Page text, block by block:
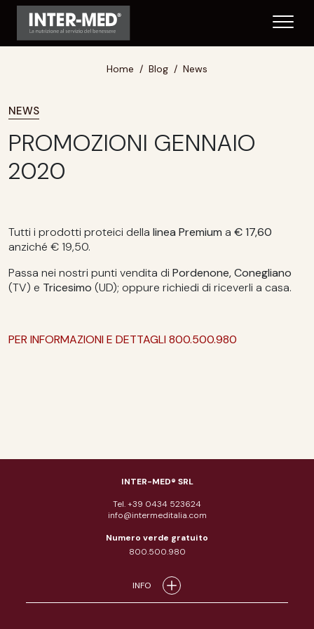
Home Blog News
NEWS
PROMOZIONI GENNAIO
2020
Tutti i prodotti proteici della linea Premium a € 17,60
anziché € 19,50.
Passa nei nostri punti vendita di Pordenone, Conegliano
(TV) e Tricesimo (UD); oppure richiedi di riceverli a casa.
PER INFORMAZIONI E DETTAGLI 800.500.980
INTER-MED® SRL
Tel. +39 0434 523624
info@intermeditalia.com
Numero verde gratuito
800.500.980
INFO